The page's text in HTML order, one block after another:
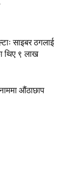
साइबर ठगलाई
थिए ९ लाख
औंठाछाप